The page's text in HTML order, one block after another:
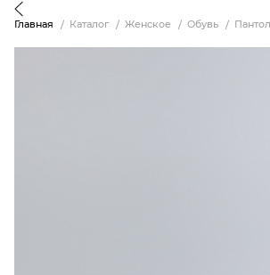
Главная Каталог Женское Обувь